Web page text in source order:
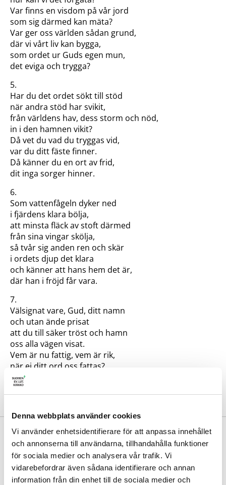
Denna webbplats använder cookies
Vi använder enhetsidentifierare för att anpassa innehållet
och annonserna till användarna, tillhandahålla funktioner
för sociala medier och analysera vår trafik. Vi
vidarebefordrar även sådana identifierare och annan
information från din enhet till de sociala medier och
Var finns en visdom på vår jord
som sig därmed kan mäta?
Var ger oss världen sådan grund,
där vi vårt liv kan bygga,
som ordet ur Guds egen mun,
det eviga och trygga?
5.
Har du det ordet sökt till stöd
när andra stöd har svikit,
från världens hav, dess storm och nöd,
in i den hamnen vikit?
Då vet du vad du tryggas vid,
var du ditt fäste finner.
Då känner du en ort av frid,
dit inga sorger hinner.
6.
Som vattenfågeln dyker ned
i fjärdens klara bölja,
att minsta fläck av stoft därmed
från sina vingar skölja,
så tvår sig anden ren och skär
i ordets djup det klara
och känner att hans hem det är,
där han i fröjd får vara.
7.
Välsignat vare, Gud, ditt namn
och utan ände prisat
att du till säker tröst och hamn
oss alla vägen visat.
Vem är nu fattig, vem är rik,
när ej ditt ord oss fattas?
Den ena har, den andra lik,
ju det som mest må skattas.
Johan Ludvig Runeberg 1855, bearb. | Melodi:
Burkhard Waldis 1553.
Samma melodi:416
Avdelning:Guds ord
Se psalm183i finska psalmboken